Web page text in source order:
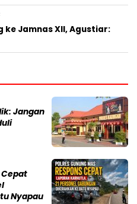
ke Jamnas XII, Agustiar:
Jangan
Cepat
Nyapau